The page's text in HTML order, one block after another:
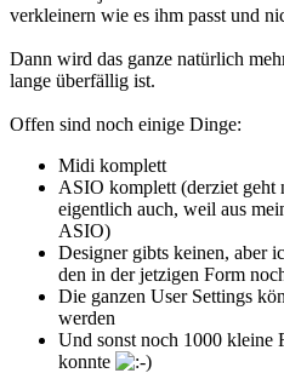
verkleinern wie es ihm passt und
Dann wird das ganze natürlich
lange überfällig ist.
Offen sind noch einige Dinge:
Midi komplett
ASIO komplett (derziet geht
eigentlich auch, weil aus
ASIO)
Designer gibts keinen, aber
den in der jetzigen Form
Die ganzen User Settings
werden
Und sonst noch 1000 kleine
konnte